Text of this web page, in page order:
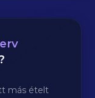
más ételt